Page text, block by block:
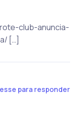
club-anuncia-
[…]
para responder